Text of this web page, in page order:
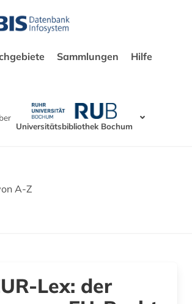
Sammlungen Hilfe
Universitätsbibliothek Bochum
A-Z
Lex: der